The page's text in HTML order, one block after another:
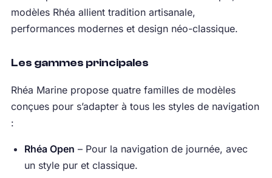
modèles Rhéa allient tradition artisanale,
performances modernes et design néo-classique.
Les gammes principales
Rhéa Marine propose quatre familles de modèles
conçues pour s’adapter à tous les styles de navigation
:
Rhéa Open – Pour la navigation de journée, avec
un style pur et classique.